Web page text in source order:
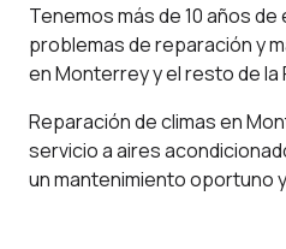
Tenemos más de 10 años
problemas de reparación y
en Monterrey y el resto de la
Reparación de climas en
servicio a aires
un mantenimiento oportuno